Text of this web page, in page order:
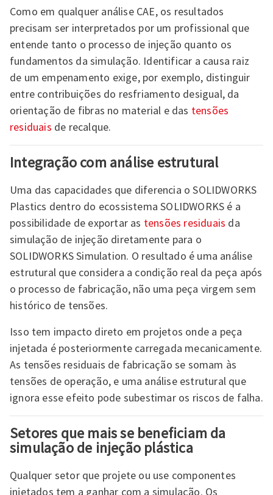
Como em qualquer análise CAE, os resultados
precisam ser interpretados por um profissional que
entende tanto o processo de injeção quanto os
fundamentos da simulação. Identificar a causa raiz
de um empenamento exige, por exemplo, distinguir
entre contribuições do resfriamento desigual, da
orientação de fibras no material e das tensões
residuais de recalque.
Integração com análise estrutural
Uma das capacidades que diferencia o SOLIDWORKS
Plastics dentro do ecossistema SOLIDWORKS é a
possibilidade de exportar as tensões residuais da
simulação de injeção diretamente para o
SOLIDWORKS Simulation. O resultado é uma análise
estrutural que considera a condição real da peça após
o processo de fabricação, não uma peça virgem sem
histórico de tensões.
Isso tem impacto direto em projetos onde a peça
injetada é posteriormente carregada mecanicamente.
As tensões residuais de fabricação se somam às
tensões de operação, e uma análise estrutural que
ignora esse efeito pode subestimar os riscos de falha.
Setores que mais se beneficiam da
simulação de injeção plástica
Qualquer setor que projete ou use componentes
injetados tem a ganhar com a simulação. Os